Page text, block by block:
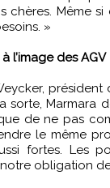
chères. Même
»
l’image des AGV
président
sorte, Marmara
de ne pas
le même
fortes. Les
obligation